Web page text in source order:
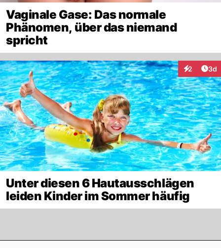
Vaginale Gase: Das normale
Phänomen, über das niemand
spricht
2 3d
Unter diesen 6 Hautausschlägen
leiden Kinder im Sommer häufig